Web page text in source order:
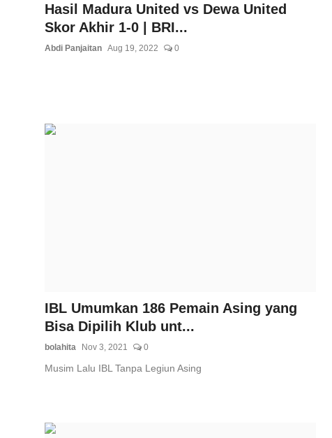
Hasil Madura United vs Dewa United
Skor Akhir 1-0 | BRI...
Abdi Panjaitan Aug 19, 2022 0
IBL Umumkan 186 Pemain Asing yang
Bisa Dipilih Klub unt...
bolahita Nov 3, 2021 0
Musim Lalu IBL Tanpa Legiun Asing